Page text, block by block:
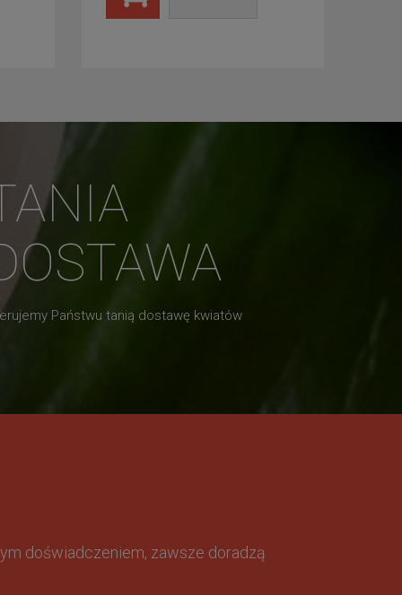
Państwu tanią dostawę kwiatów
doświadczeniem, zawsze doradzą